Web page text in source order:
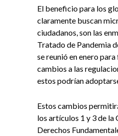
El beneficio para los
claramente buscan
ciudadanos, son las
Tratado de Pandemia
se reunió en enero
cambios a las
estos podrían
Estos cambios
los artículos 1 y 3 de la
Derechos